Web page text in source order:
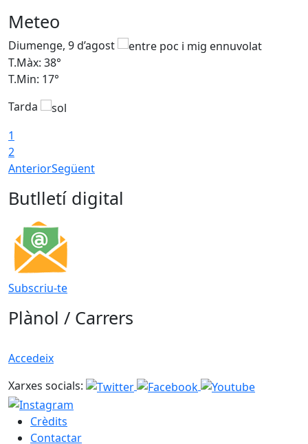
Meteo
Diumenge, 9 d’agost
T.Màx: 38°
T.Min: 17°
Tarda
1
2
AnteriorSegüent
Butlletí digital
Subscriu-te
Plànol / Carrers
Accedeix
Xarxes socials:
Crèdits
Contactar